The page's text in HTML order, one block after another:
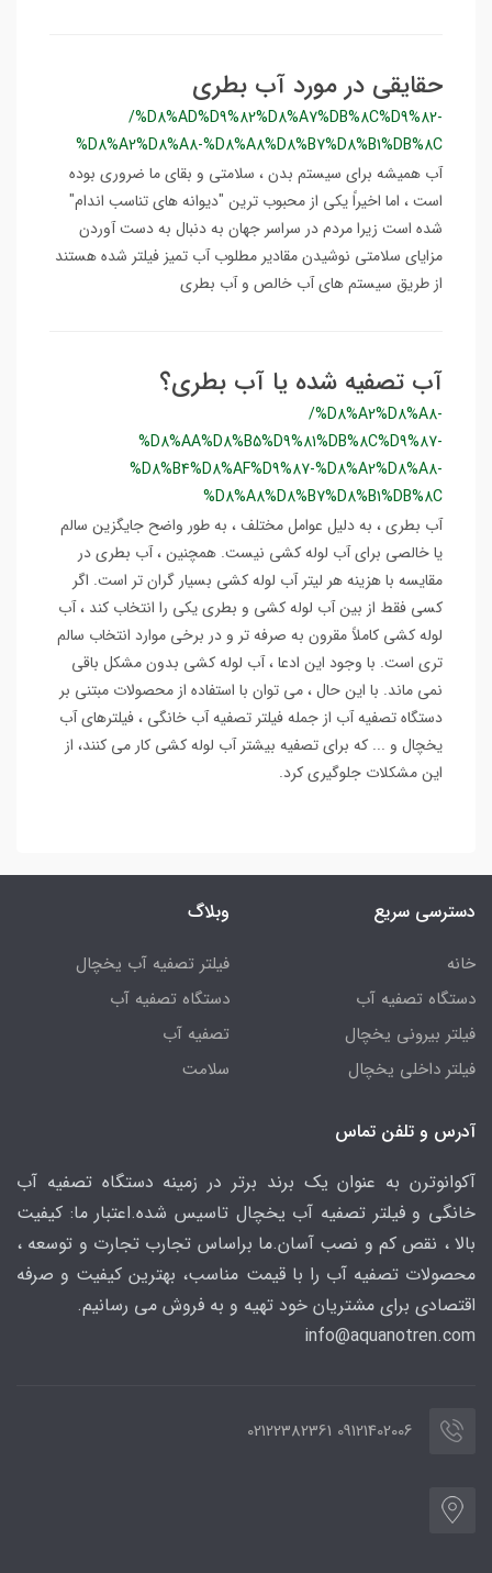
حقایقی در مورد آب بطری
/%D8%AD%D9%82%D8%A7%DB%8C%D9%82-
%D8%A2%D8%A8-%D8%A8%D8%B7%D8%B1%DB%8C
آب همیشه برای سیستم بدن ، سلامتی و بقای ما ضروری بوده
است ، اما اخیراً یکی از محبوب ترین "دیوانه های تناسب اندام"
شده است زیرا مردم در سراسر جهان به دنبال به دست آوردن
مزایای سلامتی نوشیدن مقادیر مطلوب آب تمیز فیلتر شده هستند
از طریق سیستم های آب خالص و آب بطری
آب تصفیه شده یا آب بطری؟
/%D8%A2%D8%A8-
%D8%AA%D8%B5%D9%81%DB%8C%D9%87-
%D8%B4%D8%AF%D9%87-%D8%A2%D8%A8-
%D8%A8%D8%B7%D8%B1%DB%8C
آب بطری ، به دلیل عوامل مختلف ، به طور واضح جایگزین سالم
یا خالصی برای آب لوله کشی نیست. همچنین ، آب بطری در
مقایسه با هزینه هر لیتر آب لوله کشی بسیار گران تر است. اگر
کسی فقط از بین آب لوله کشی و بطری یکی را انتخاب کند ، آب
لوله کشی کاملاً مقرون به صرفه تر و در برخی موارد انتخاب سالم
تری است. با وجود این ادعا ، آب لوله کشی بدون مشکل باقی
نمی ماند. با این حال ، می توان با استفاده از محصولات مبتنی بر
دستگاه تصفیه آب از جمله فیلتر تصفیه آب خانگی ، فیلترهای آب
یخچال و ... که برای تصفیه بیشتر آب لوله کشی کار می کنند، از
این مشکلات جلوگیری کرد.
دسترسی سریع
خانه
دستگاه تصفیه آب
فیلتر بیرونی یخچال
فیلتر داخلی یخچال
وبلاگ
فیلتر تصفیه آب یخچال
دستگاه تصفیه آب
تصفیه آب
سلامت
آدرس و تلفن تماس
آکوانوترن به عنوان یک برند برتر در زمینه دستگاه تصفیه آب
خانگی و فیلتر تصفیه آب یخچال تاسیس شده.اعتبار ما: کیفیت
بالا ، نقص کم و نصب آسان.ما براساس تجارب تجارت و توسعه ،
محصولات تصفیه آب را با قیمت مناسب، بهترین کیفیت و صرفه
اقتصادی برای مشتریان خود تهیه و به فروش می رسانیم.
info@aquanotren.com
09121402006 02122382361